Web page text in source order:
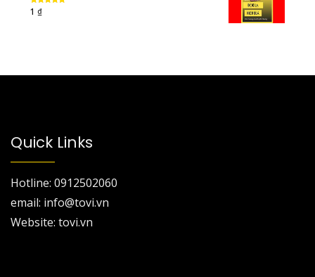
Rated
out of 5
1 ₫
Quick Links
Hotline: 0912502060
email: info@tovi.vn
Website: tovi.vn